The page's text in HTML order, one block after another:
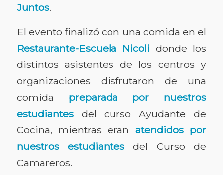
Juntos.
El evento finalizó con una comida en el
Restaurante-Escuela Nicoli donde los
distintos asistentes de los centros y
organizaciones disfrutaron de una
comida preparada por nuestros
estudiantesdel curso Ayudante de
Cocina, mientras eran atendidos por
nuestros estudiantes del Curso de
Camareros.